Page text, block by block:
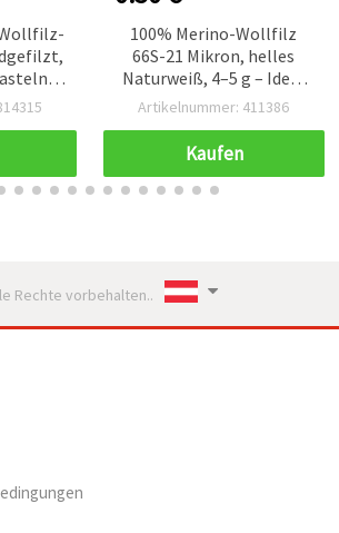
&
100% Merino-Wollfilz
66S-21 Mikron, helles
Naturweiß, 4–5 g – Ideal
zum Filzen, für Basteln,
Spielzeug
Artikelnummer: 411386
Kaufen
Rechte vorbehalten..